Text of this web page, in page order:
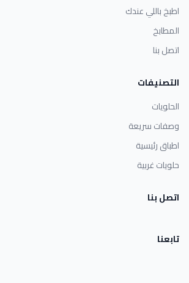
اطبخ باللي عندك
المطابخ
اتصل بنا
التصنيفات
الحلويات
وصفات سريعة
اطباق رئيسية
حلويات غربية
اتصل بنا
تابعنا